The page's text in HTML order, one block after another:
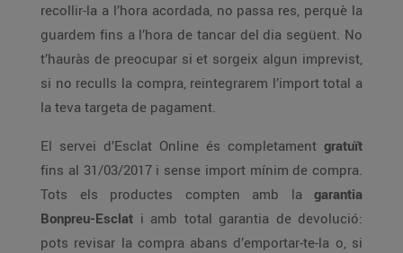
recollir-la a l’hora acordada, no passa res, perquè la
guardem fins a l’hora de tancar del dia següent. No
t’hauràs de preocupar si et sorgeix algun imprevist,
si no reculls la compra, reintegrarem l’import total a
la teva targeta de pagament.
El servei d’Esclat Online és completament gratuït
fins al 31/03/2017 i sense import mínim de compra.
Tots els productes compten amb la garantia
Bonpreu-Esclat i amb total garantia de devolució:
pots revisar la compra abans d’emportar-te-la o, si